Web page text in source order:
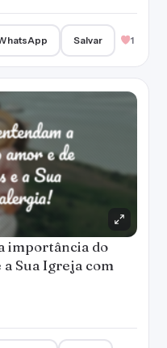
Salvar 1
importância do
Sua Igreja com